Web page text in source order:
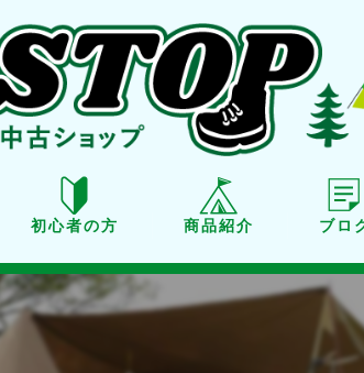
初心者の方 商品紹介
商品紹介
ブロ